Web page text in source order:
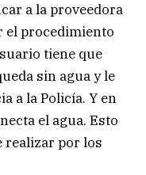
a la proveedora
el procedimiento
tiene que
sin agua y le
a la Policía. Y en
el agua. Esto
realizar por los